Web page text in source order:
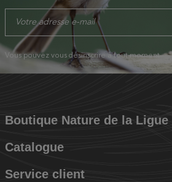
Vous pouvez vous désinscrire à tout moment.
Boutique Nature de la Ligue
Catalogue
Service client